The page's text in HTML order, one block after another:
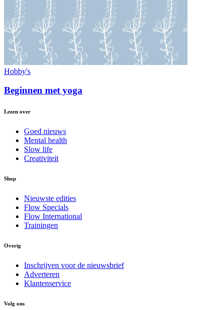
Hobby's
Beginnen met yoga
Lezen over
Goed nieuws
Mental health
Slow life
Creativiteit
Shop
Nieuwste edities
Flow Specials
Flow International
Trainingen
Overig
Inschrijven voor de nieuwsbrief
Adverteren
Klantenservice
Volg ons